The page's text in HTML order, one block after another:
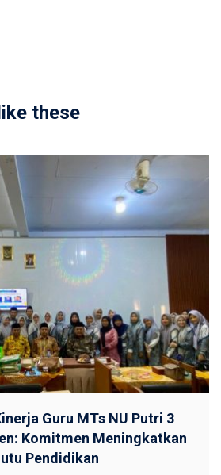
these
Guru MTs NU Putri 3
Komitmen Meningkatkan
Pendidikan